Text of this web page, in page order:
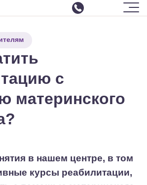
+ Цвет Ф Ф Ф Ф
Ф
реабилитации
речевого процессора
с
материнского
в нашем центре, в том
курсы реабилитации,